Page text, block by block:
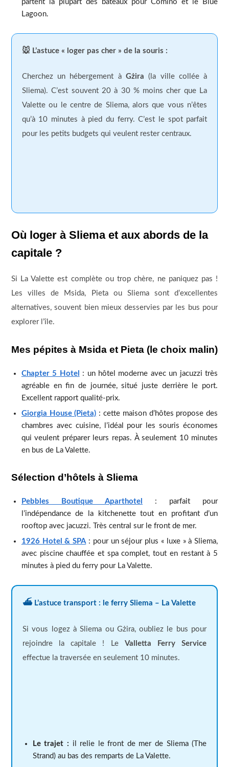
partent la plupart des bateaux pour Comino et le Blue
Lagoon.
🐭 L’astuce « loger pas cher » de la souris :
Cherchez un hébergement à Gżira (la ville collée à
Sliema). C’est souvent 20 à 30 % moins cher que La
Valette ou le centre de Sliema, alors que vous n’êtes
qu’à 10 minutes à pied du ferry. C’est le spot parfait
pour les petits budgets qui veulent rester centraux.
Où loger à Sliema et aux abords de la
capitale ?
Si La Valette est complète ou trop chère, ne paniquez pas !
Les villes de Msida, Pieta ou Sliema sont d’excellentes
alternatives, souvent bien mieux desservies par les bus pour
explorer l’île.
Mes pépites à Msida et Pieta (le choix malin)
Chapter 5 Hotel
: un hôtel moderne avec un jacuzzi très
agréable en fin de journée, situé juste derrière le port.
Excellent rapport qualité-prix.
Giorgia House (Pieta) : cette maison d’hôtes propose des
chambres avec cuisine, l’idéal pour les souris économes
qui veulent préparer leurs repas. À seulement 10 minutes
en bus de La Valette.
Sélection d’hôtels à Sliema
Pebbles Boutique Aparthotel
: parfait pour
l’indépendance de la kitchenette tout en profitant d’un
rooftop avec jacuzzi. Très central sur le front de mer.
1926 Hotel & SPA : pour un séjour plus « luxe » à Sliema,
avec piscine chauffée et spa complet, tout en restant à 5
minutes à pied du ferry pour La Valette.
⛴️ L’astuce transport : le ferry Sliema – La Valette
Si vous logez à Sliema ou Gżira, oubliez le bus pour
rejoindre la capitale ! Le Valletta Ferry Service
effectue la traversée en seulement 10 minutes.
Le trajet : il relie le front de mer de Sliema (The
Strand) au bas des remparts de La Valette.